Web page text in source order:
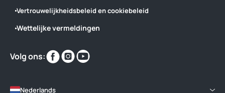
Vertrouwelijkheidsbeleid en cookiebeleid
Wettelijke vermeldingen
Volg ons:
Vind
ons
Vind
ons
Nederlands